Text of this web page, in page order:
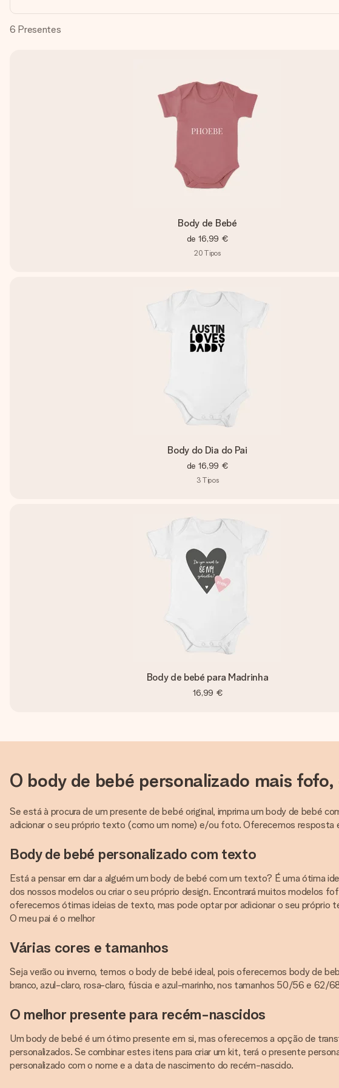
6 Presentes
Body de Bebé
de 16,99 €
20 Tipos
Body do Dia do Pai
de 16,99 €
3 Tipos
Body de bebé para Madrinha
16,99 €
O body de bebé personalizado mais
Se está à procura de um presente de bebé original, imprima um body de bebé
adicionar o seu próprio texto (como um nome) e/ou foto. Oferecemos resposta
Body de bebé personalizado com texto
Está a pensar em dar a alguém um body de bebé com um texto? É uma ótima
dos nossos modelos ou criar o seu próprio design. Encontrará muitos modelos
oferecemos ótimas ideias de texto, mas pode optar por adicionar o seu próprio
O meu pai é o melhor
Várias cores e tamanhos
Seja verão ou inverno, temos o body de bebé ideal, pois oferecemos body de
branco, azul-claro, rosa-claro, fúscia e azul-marinho, nos tamanhos 50/56 e 62/
O melhor presente para recém-nascidos
Um body de bebé é um ótimo presente em si, mas oferecemos a opção de
personalizados. Se combinar estes itens para criar um kit, terá o presente
personalizado com o nome e a data de nascimento do recém-nascido.